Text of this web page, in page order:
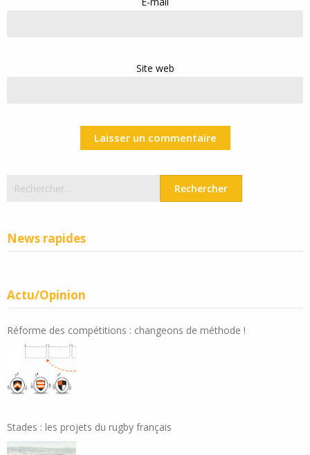
Site web
Rechercher :
News rapides
Actu/Opinion
Réforme des compétitions : changeons de méthode !
Stades : les projets du rugby français